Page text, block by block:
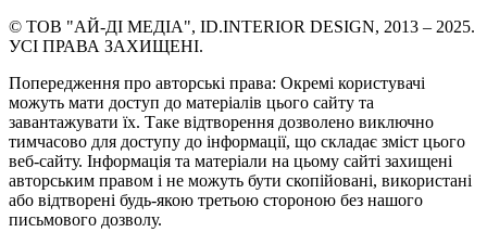
© ТОВ "АЙ-ДІ МЕДІА", ID.INTERIOR DESIGN, 2013 – 2025.
УСІ ПРАВА ЗАХИЩЕНІ.
Попередження про авторські права: Окремі користувачі
можуть мати доступ до матеріалів цього сайту та
завантажувати їх. Таке відтворення дозволено виключно
тимчасово для доступу до інформації, що складає зміст цього
веб-сайту. Інформація та матеріали на цьому сайті захищені
авторським правом і не можуть бути скопійовані, використані
або відтворені будь-якою третьою стороною без нашого
письмового дозволу.